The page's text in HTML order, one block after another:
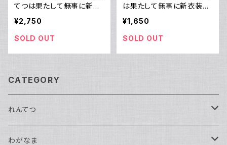
てつは果たして無事に新衣
装お披露目できるのでしょう
かライブ当日のチェキ
¥2,750
SOLD OUT
は果たして無事に新衣装お
披露目できるのでしょうかラ
イブ当日のチェキ
¥1,650
SOLD OUT
CATEGORY
れんてつ
馬鉄かもめ生誕祭2026
わがなま